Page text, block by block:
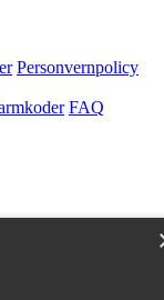
Personvernpolicy
FAQ